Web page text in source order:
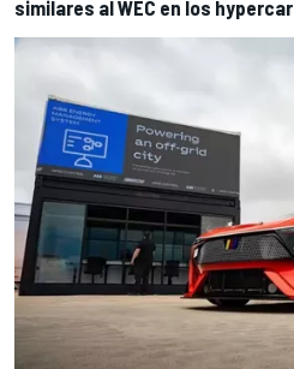
similares al WEC en los hypercar